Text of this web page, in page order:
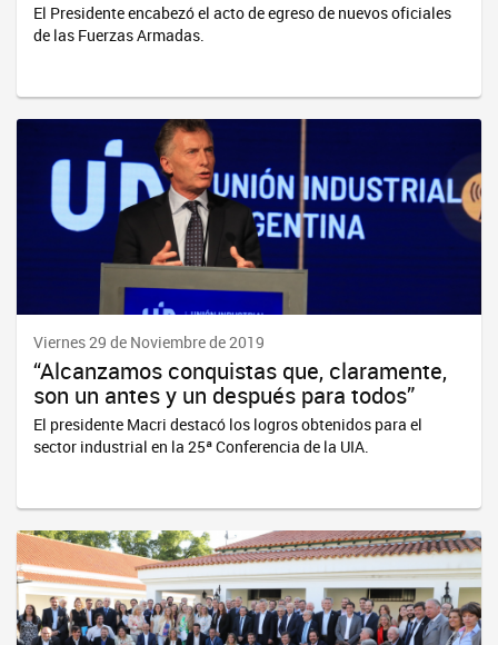
El Presidente encabezó el acto de egreso de nuevos oficiales
de las Fuerzas Armadas.
Viernes 29 de Noviembre de 2019
“Alcanzamos conquistas que, claramente,
son un antes y un después para todos”
El presidente Macri destacó los logros obtenidos para el
sector industrial en la 25ª Conferencia de la UIA.